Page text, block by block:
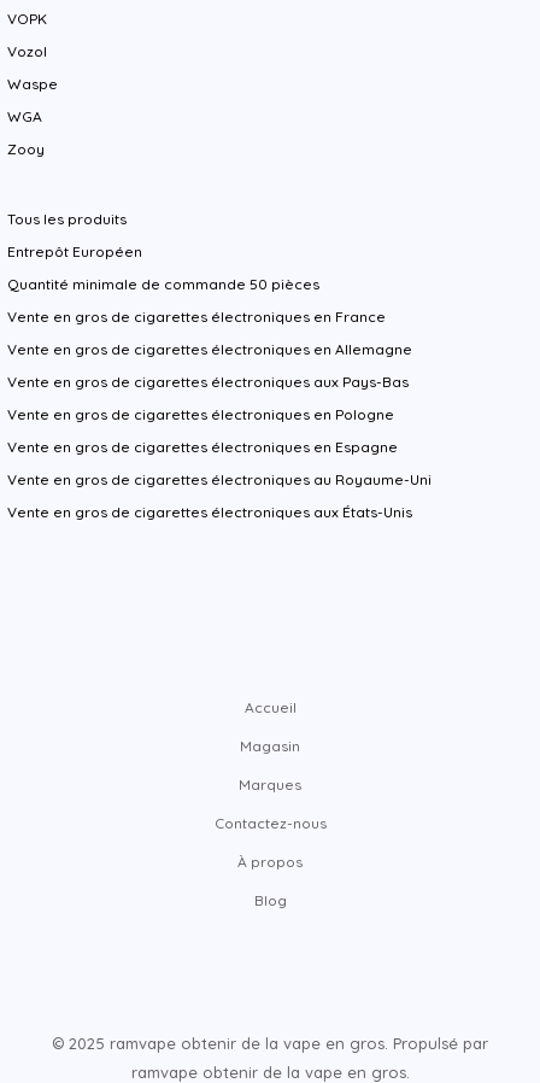
VOPK
Vozol
Waspe
WGA
Zooy
Tous les produits
Entrepôt Européen
Quantité minimale de commande 50 pièces
Vente en gros de cigarettes électroniques en France
Vente en gros de cigarettes électroniques en Allemagne
Vente en gros de cigarettes électroniques aux Pays-Bas
Vente en gros de cigarettes électroniques en Pologne
Vente en gros de cigarettes électroniques en Espagne
Vente en gros de cigarettes électroniques au Royaume-Uni
Vente en gros de cigarettes électroniques aux États-Unis
Accueil
Magasin
Marques
Contactez-nous
À propos
Blog
© 2025 ramvape obtenir de la vape en gros. Propulsé par
ramvape obtenir de la vape en gros.